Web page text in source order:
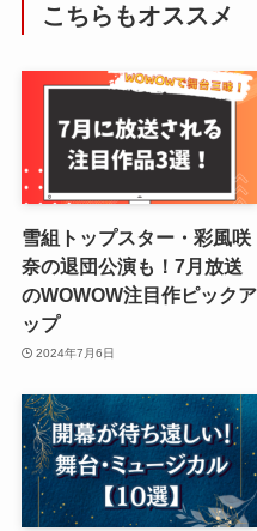
こちらもオススメ
雪組トップスター・彩風咲
奈の退団公演も！7月放送
のWOWOW注目作ピックア
ップ
2024年7月6日